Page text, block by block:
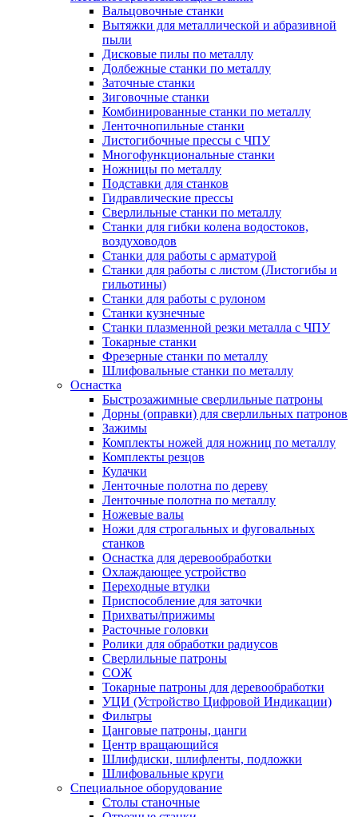
Вальцовочные станки
Вытяжки для металлической и абразивной
пыли
Дисковые пилы по металлу
Долбежные станки по металлу
Заточные станки
Зиговочные станки
Комбинированные станки по металлу
Ленточнопильные станки
Листогибочные прессы с ЧПУ
Многофункциональные станки
Ножницы по металлу
Подставки для станков
Гидравлические прессы
Сверлильные станки по металлу
Станки для гибки колена водостоков,
воздуховодов
Станки для работы с арматурой
Станки для работы с листом (Листогибы и
гильотины)
Станки для работы с рулоном
Станки кузнечные
Станки плазменной резки металла с ЧПУ
Токарные станки
Фрезерные станки по металлу
Шлифовальные станки по металлу
Оснастка
Быстрозажимные сверлильные патроны
Дорны (оправки) для сверлильных патронов
Зажимы
Комплекты ножей для ножниц по металлу
Комплекты резцов
Кулачки
Ленточные полотна по дереву
Ленточные полотна по металлу
Ножевые валы
Ножи для строгальных и фуговальных
станков
Оснастка для деревообработки
Охлаждающее устройство
Переходные втулки
Приспособление для заточки
Прихваты/прижимы
Расточные головки
Ролики для обработки радиусов
Сверлильные патроны
СОЖ
Токарные патроны для деревообработки
УЦИ (Устройство Цифровой Индикации)
Фильтры
Цанговые патроны, цанги
Центр вращающийся
Шлифдиски, шлифленты, подложки
Шлифовальные круги
Специальное оборудование
Столы станочные